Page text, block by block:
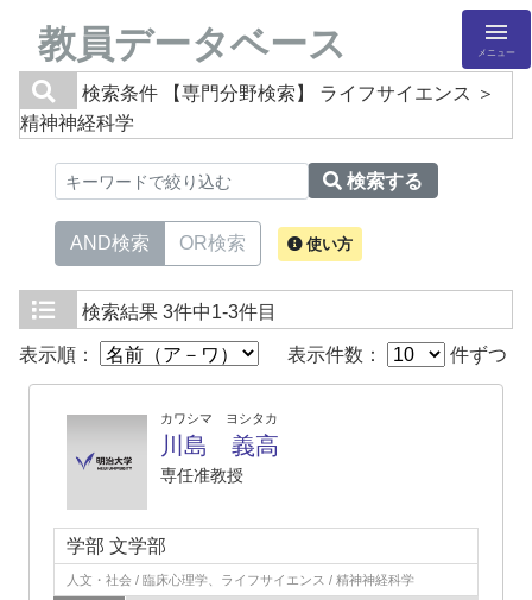
教員データベース メニュー
検索条件
【専門分野検索】 ライフサイエンス ＞
精神神経科学
検索する
AND検索 OR検索 使い方
検索結果 3件中1-3件目
表示順： 表示件数： 件ずつ
カワシマ ヨシタカ
川島 義高
専任准教授
学部 文学部
人文・社会 / 臨床心理学、ライフサイエンス / 精神神経科学